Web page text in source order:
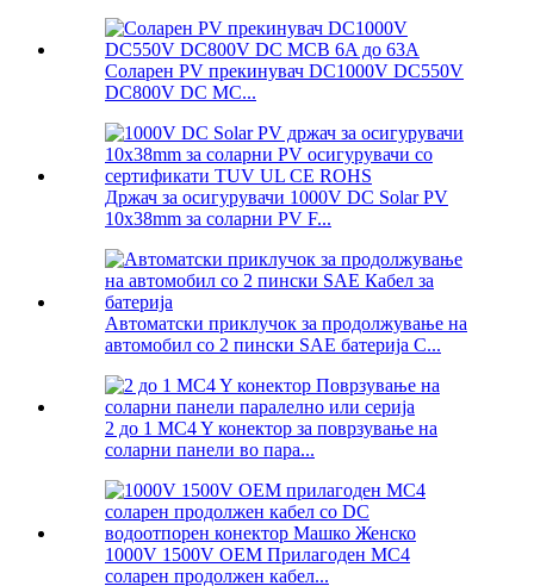
Соларен PV прекинувач DC1000V DC550V
DC800V DC MC...
Држач за осигурувачи 1000V DC Solar PV
10x38mm за соларни PV F...
Автоматски приклучок за продолжување на
автомобил со 2 пински SAE батерија C...
2 до 1 MC4 Y конектор за поврзување на
соларни панели во пара...
1000V 1500V OEM Прилагоден MC4
соларен продолжен кабел...